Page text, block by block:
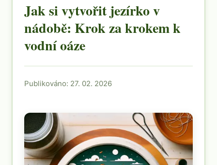
Jak si vytvořit jezírko v
nádobě: Krok za krokem k
vodní oáze
Publikováno: 27. 02. 2026